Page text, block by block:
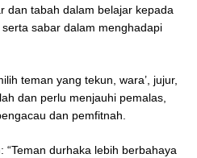
dan tabah dalam belajar kepada
sabar dalam menghadapi
teman yang tekun, wara’, jujur,
dan perlu menjauhi pemalas,
dan pemfitnah.
durhaka lebih berbahaya